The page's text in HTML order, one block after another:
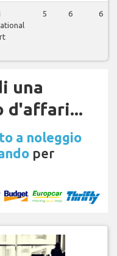
5 6 6
una
d'affari...
a noleggio
per